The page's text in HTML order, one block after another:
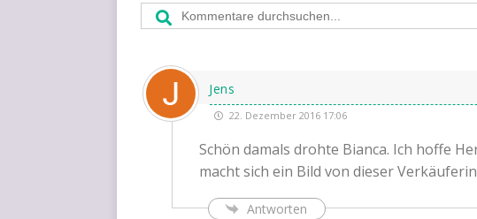
Jens
22. Dezember 2016 17:06
Schön damals droh­te Bian­ca. Ich hof­fe
macht sich ein Bild von die­ser
Antworten